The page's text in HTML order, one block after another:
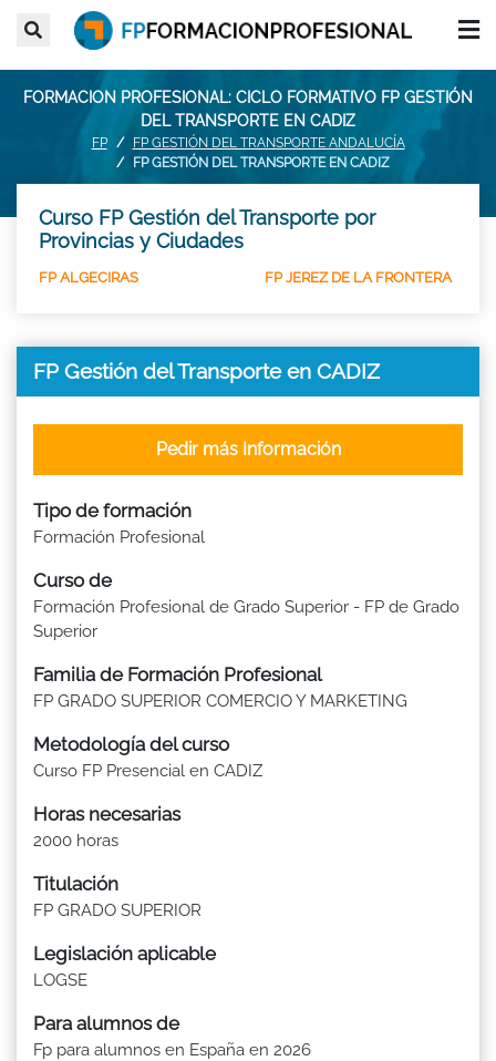
FORMACION PROFESIONAL: CICLO FORMATIVO FP GESTIÓN
DEL TRANSPORTE EN CADIZ
FP
FP GESTIÓN DEL TRANSPORTE ANDALUCÍA
FP GESTIÓN DEL TRANSPORTE EN CADIZ
Curso FP Gestión del Transporte por
Provincias y Ciudades
FP ALGECIRAS FP JEREZ DE LA FRONTERA
FP Gestión del Transporte en CADIZ
Tipo de formación
Formación Profesional
Curso de
Formación Profesional de Grado Superior - FP de Grado
Superior
Familia de Formación Profesional
FP GRADO SUPERIOR COMERCIO Y MARKETING
Metodología del curso
Curso FP Presencial en CADIZ
Horas necesarias
2000 horas
Titulación
FP GRADO SUPERIOR
Legislación aplicable
LOGSE
Para alumnos de
Fp para alumnos en España en 2026
Pedir más Información